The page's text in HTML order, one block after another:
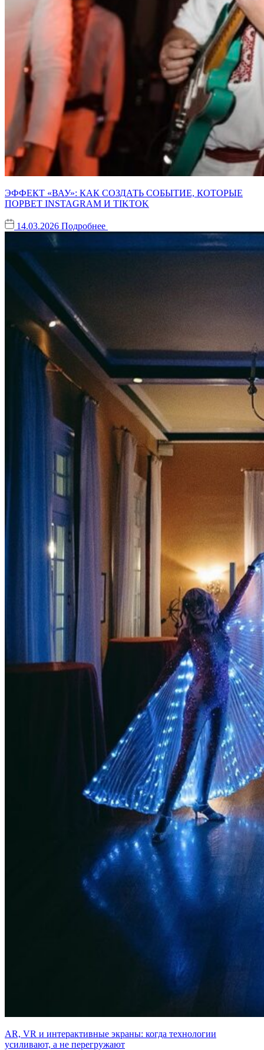
ЭФФЕКТ «ВАУ»: КАК СОЗДАТЬ СОБЫТИЕ, КОТОРЫЕ
ПОРВЕТ INSTAGRAM И TIKTOK
14.03.2026 Подробнее
AR, VR и интерактивные экраны: когда технологии
усиливают, а не перегружают